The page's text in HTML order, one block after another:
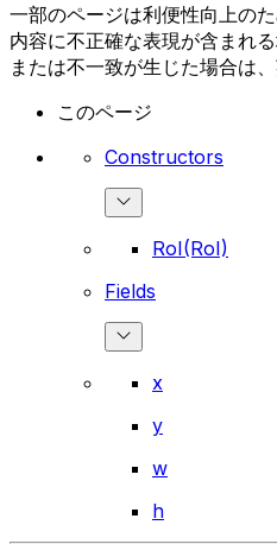
一部のページは利便性向上の
内容に不正確な表現が含まれ
または不一致が生じた場合は
このページ
Constructors
RoI(RoI)
Fields
x
y
w
h